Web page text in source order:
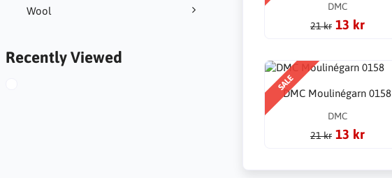
Wool
Recently Viewed
DMC
21 kr 13 kr
SALE
DMC Moulinégarn 0158
DMC
21 kr 13 kr